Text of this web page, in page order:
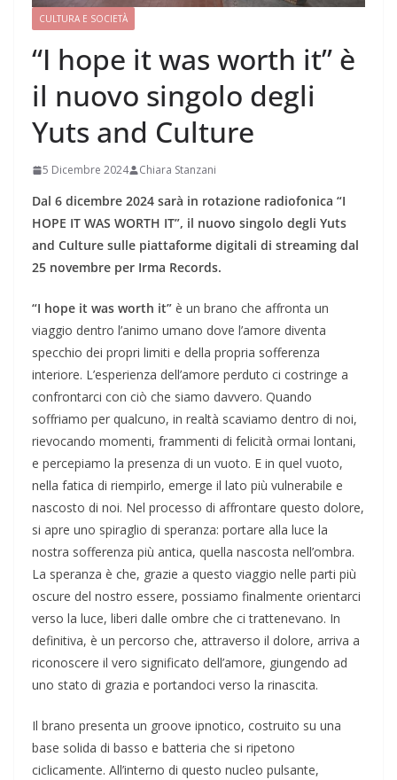
CULTURA E SOCIETÀ
“I hope it was worth it” è
il nuovo singolo degli
Yuts and Culture
5 Dicembre 2024 Chiara Stanzani
Dal 6 dicembre 2024 sarà in rotazione radiofonica “I
HOPE IT WAS WORTH IT”, il nuovo singolo degli Yuts
and Culture sulle piattaforme digitali di streaming dal
25 novembre per Irma Records.
“I hope it was worth it” è un brano che affronta un
viaggio dentro l’animo umano dove l’amore diventa
specchio dei propri limiti e della propria sofferenza
interiore. L’esperienza dell’amore perduto ci costringe a
confrontarci con ciò che siamo davvero. Quando
soffriamo per qualcuno, in realtà scaviamo dentro di noi,
rievocando momenti, frammenti di felicità ormai lontani,
e percepiamo la presenza di un vuoto. E in quel vuoto,
nella fatica di riempirlo, emerge il lato più vulnerabile e
nascosto di noi. Nel processo di affrontare questo dolore,
si apre uno spiraglio di speranza: portare alla luce la
nostra sofferenza più antica, quella nascosta nell’ombra.
La speranza è che, grazie a questo viaggio nelle parti più
oscure del nostro essere, possiamo finalmente orientarci
verso la luce, liberi dalle ombre che ci trattenevano. In
definitiva, è un percorso che, attraverso il dolore, arriva a
riconoscere il vero significato dell’amore, giungendo ad
uno stato di grazia e portandoci verso la rinascita.
Il brano presenta un groove ipnotico, costruito su una
base solida di basso e batteria che si ripetono
ciclicamente. All’interno di questo nucleo pulsante,